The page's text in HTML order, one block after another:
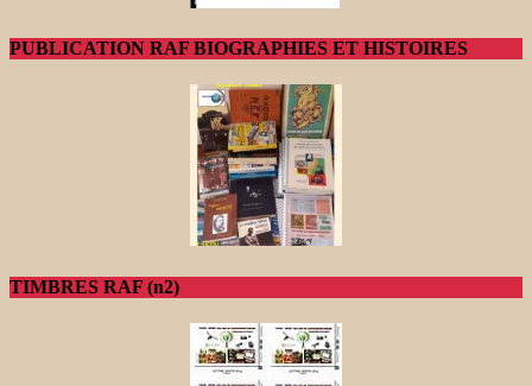
PUBLICATION RAF BIOGRAPHIES ET HISTOIRES
TIMBRES RAF (n2)